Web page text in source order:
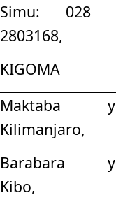
Simu: 028
2803168,
KIGOMA
Maktaba
Kilimanjaro,
Barabara
Kibo,